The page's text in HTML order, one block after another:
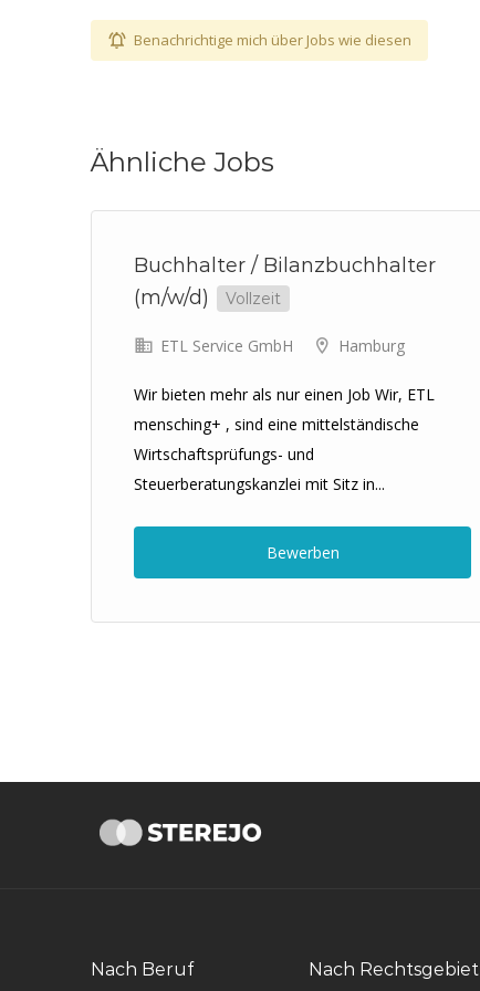
Benachrichtige mich über Jobs wie diesen
Ähnliche Jobs
Buchhalter / Bilanzbuchhalter
(m/w/d)
Vollzeit
ETL Service GmbH Hamburg
Wir bieten mehr als nur einen Job Wir, ETL
mensching+ , sind eine mittelständische
Wirtschaftsprüfungs- und
Steuerberatungskanzlei mit Sitz in...
Bewerben
Nach Beruf Nach Rechtsgebiet